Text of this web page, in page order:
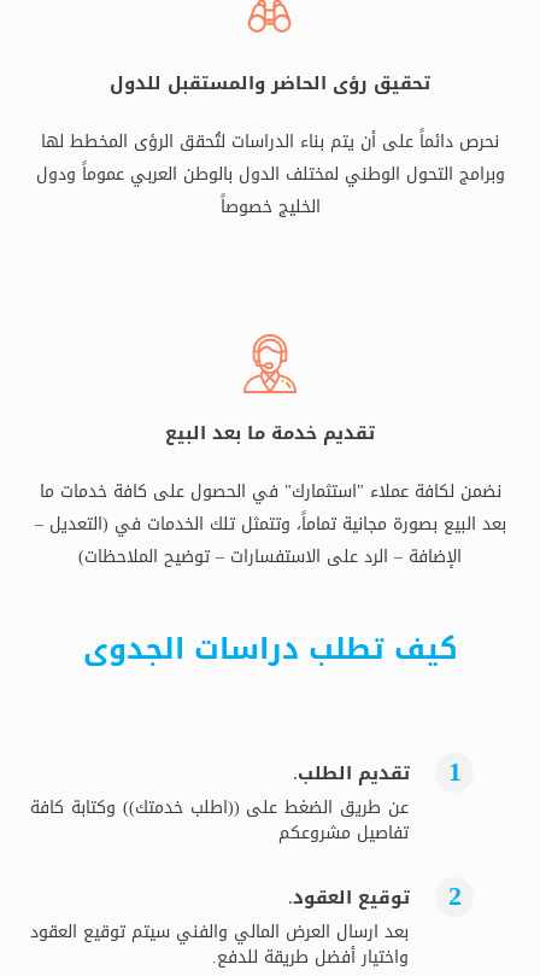
تحقيق رؤى الحاضر والمستقبل للدول
نحرص دائماً على أن يتم بناء الدراسات لتُحقق الرؤى المخطط لها
وبرامج التحول الوطني لمختلف الدول بالوطن العربي عموماً ودول
الخليج خصوصاً
تقديم خدمة ما بعد البيع
نضمن لكافة عملاء "استثمارك" في الحصول على كافة خدمات ما
بعد البيع بصورة مجانية تماماً، وتتمثل تلك الخدمات في (التعديل –
الإضافة – الرد على الاستفسارات – توضيح الملاحظات)
كيف تطلب دراسات الجدوى
تقديم الطلب.
عن طريق الضغط على ((اطلب خدمتك)) وكتابة كافة
تفاصيل مشروعكم
توقيع العقود.
بعد ارسال العرض المالي والفني سيتم توقيع العقود
واختيار أفضل طريقة للدفع.